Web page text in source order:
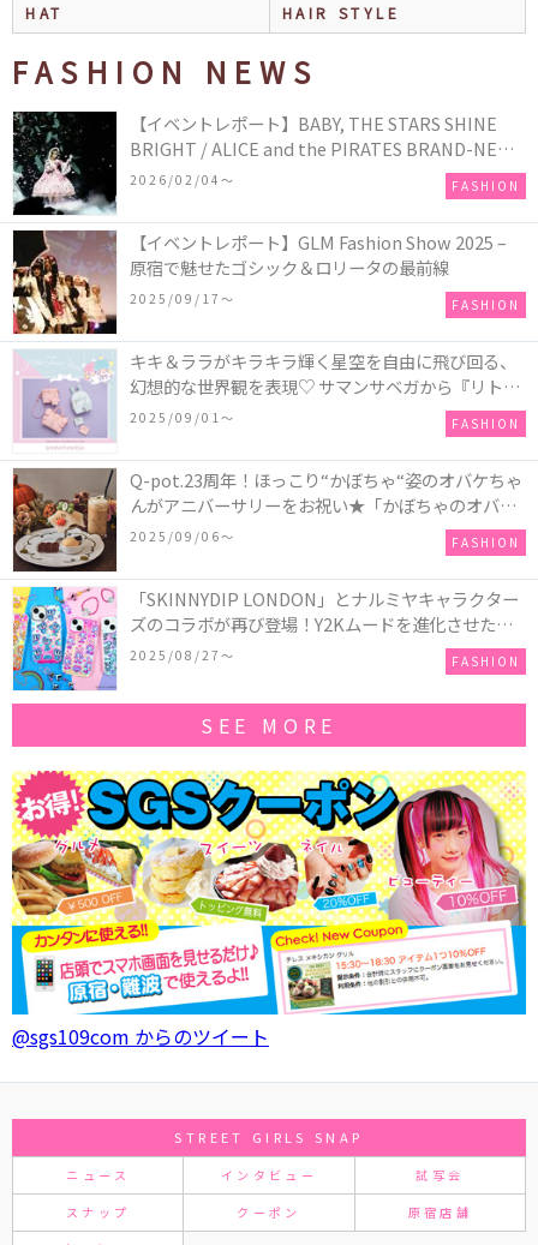
HAT
HAIR STYLE
FASHION NEWS
【イベントレポート】BABY, THE STARS SHINE
BRIGHT / ALICE and the PIRATES BRAND-NEW
COLLECTION in TOKYO
2026/02/04〜 FASHION
【イベントレポート】GLM Fashion Show 2025 –
原宿で魅せたゴシック＆ロリータの最前線
2025/09/17〜 FASHION
キキ＆ララがキラキラ輝く星空を自由に飛び回る、
幻想的な世界観を表現♡ サマンサベガから『リトル
ツインスターズ』50周年アニバーサリーイヤー』を
2025/09/01〜 FASHION
Q-pot.23周年！ほっこり“かぼちゃ“姿のオバケちゃ
んがアニバーサリーをお祝い★「かぼちゃのオバケ
ーキアクセサリー」が新発売！Q-pot CAFE.では
「かぼちゃのオバケーキプレート」も登場
2025/09/06〜 FASHION
「SKINNYDIP LONDON」とナルミヤキャラクター
ズのコラボが再び登場！Y2Kムードを進化させた新
作コレクションを発売♪
2025/08/27〜 FASHION
SEE MORE
@sgs109com からのツイート
STREET GIRLS SNAP
ニュース インタビュー 試写会
スナップ クーポン 原宿店舗